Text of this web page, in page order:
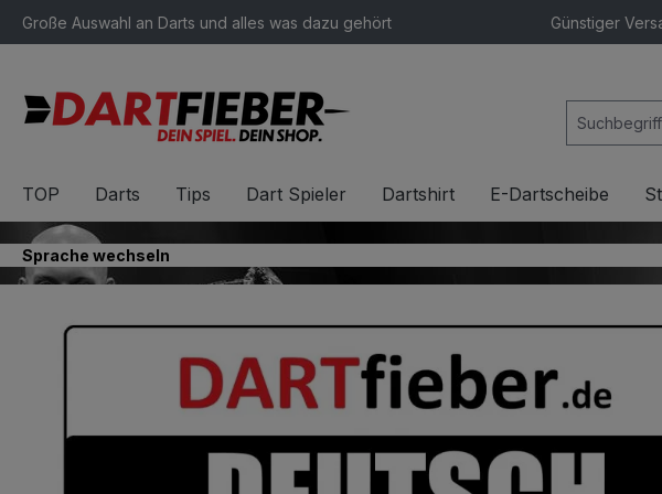
Zur Hauptnavigation springen
Große Auswahl an Darts und alles was dazu gehört Günstiger
TOP Darts Tips Dart Spieler Dartshirt E-Dartscheibe
Sprache wechseln